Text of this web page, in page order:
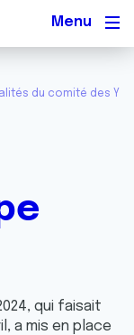
du comité des
qui faisait
a mis en place